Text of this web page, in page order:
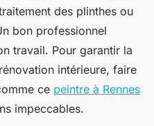
des plinthes ou
bon professionnel
travail. Pour garantir la
intérieure, faire
ce peintre à Rennes
impeccables.